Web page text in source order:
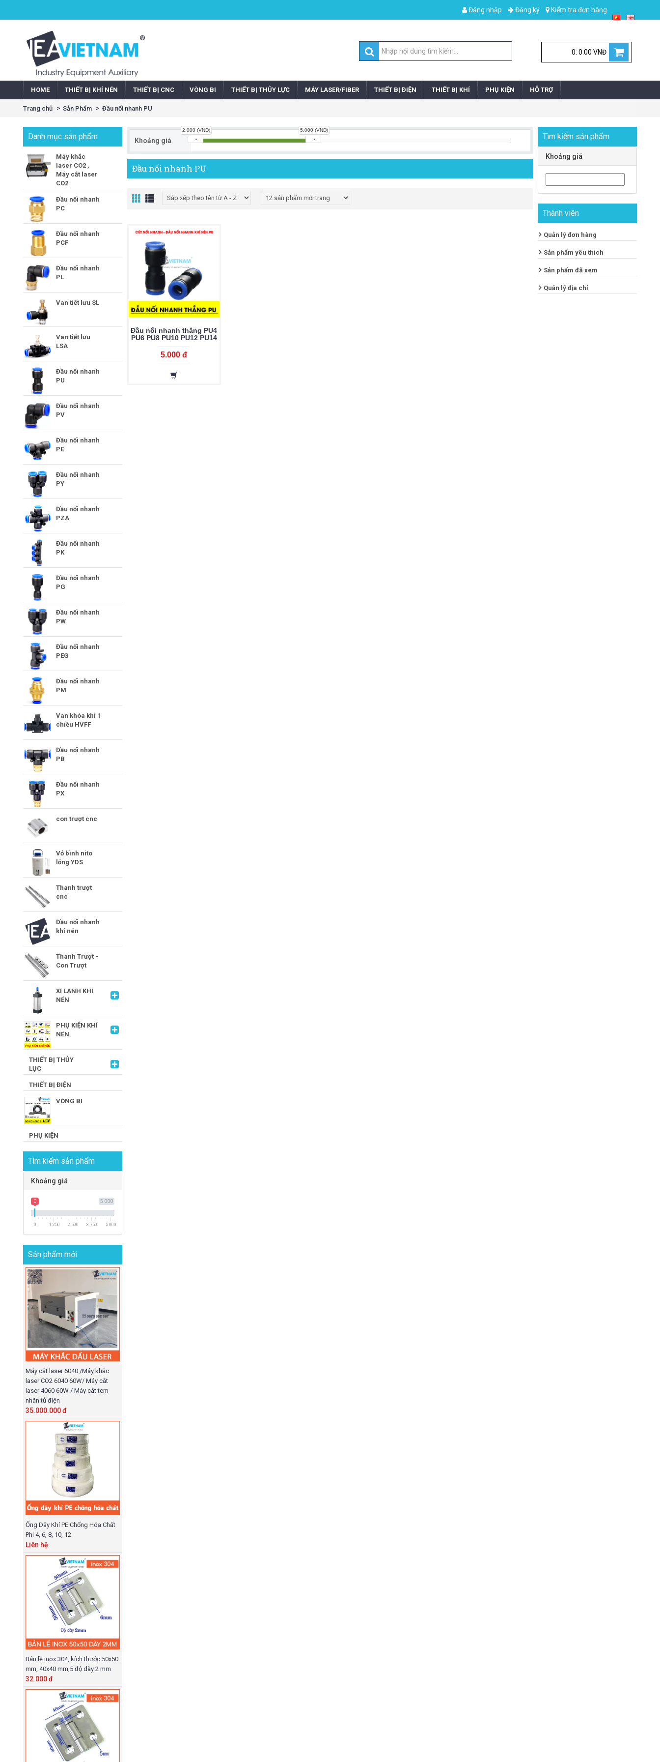
Kiểm tra đơn hàng
Đăng ký
Đăng nhập
0: 0.00 VNĐ
HOME THIẾT BỊ KHÍ NÉN THIẾT BỊ CNC VÒNG BI THIẾT BỊ THỦY LỰC MÁY LASER/FIBER THIẾT BỊ ĐIỆN THIẾT BỊ KHÍ PHỤ KIỆN HỖ TRỢ
Trang chủ Sản Phẩm Đầu nối nhanh PU
Danh mục sản phẩm
Máy khắc
laser CO2 ,
Máy cắt laser
CO2
Đầu nối nhanh
PC
Đầu nối nhanh
PCF
Đầu nối nhanh
PL
Van tiết lưu SL
Van tiết lưu
LSA
Đầu nối nhanh
PU
Đầu nối nhanh
PV
Đầu nối nhanh
PE
Đầu nối nhanh
PY
Đầu nối nhanh
PZA
Đầu nối nhanh
PK
Đầu nối nhanh
PG
Đầu nối nhanh
PW
Đầu nối nhanh
PEG
Đầu nối nhanh
PM
Van khóa khí 1
chiều HVFF
Đầu nối nhanh
PB
Đầu nối nhanh
PX
con trượt cnc
Vỏ bình nito
lỏng YDS
Thanh trượt
cnc
Đầu nối nhanh
khí nén
Thanh Trượt -
Con Trượt
XI LANH KHÍ
NÉN
PHỤ KIỆN KHÍ
NÉN
THIẾT BỊ THỦY
LỰC
THIẾT BỊ ĐIỆN
VÒNG BI
PHỤ KIỆN
Tìm kiếm sản phẩm
Khoảng giá
5 000
0
0 1 250 2 500 3 750 5 000
Sản phẩm mới
Máy cắt laser 6040 /Máy khắc
laser CO2 6040 60W/ Máy cắt
laser 4060 60W / Máy cắt tem
nhãn tủ điện
35.000.000 đ
Ống Dây Khí PE Chống Hóa Chất
Phi 4, 6, 8, 10, 12
Liên hệ
Bản lề inox 304, kích thước 50x50
mm, 40x40 mm,5 độ dày 2 mm
32.000 đ
Khoảng giá
2.000 (VND) 5.000 (VND)
Đầu nối nhanh PU
Đầu nối nhanh thẳng PU4
PU6 PU8 PU10 PU12 PU14
PU16
5.000 đ
Tìm kiếm sản phẩm
Khoảng giá
Thành viên
Quản lý đơn hàng
Sản phẩm yêu thích
Sản phẩm đã xem
Quản lý địa chỉ